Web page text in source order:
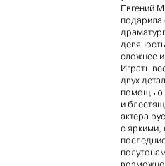
Евгений
подарила
сложнее
Играть
двух
помощью
и
актера
с яркими,